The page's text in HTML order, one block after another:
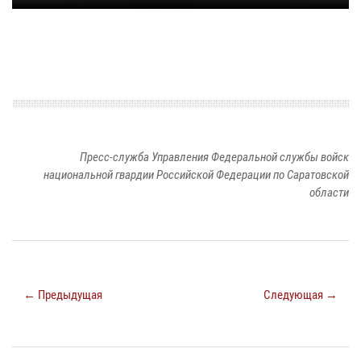
Пресс-служба Управления Федеральной службы войск
национальной гвардии Российской Федерации по Саратовской
области
← Предыдущая Следующая →